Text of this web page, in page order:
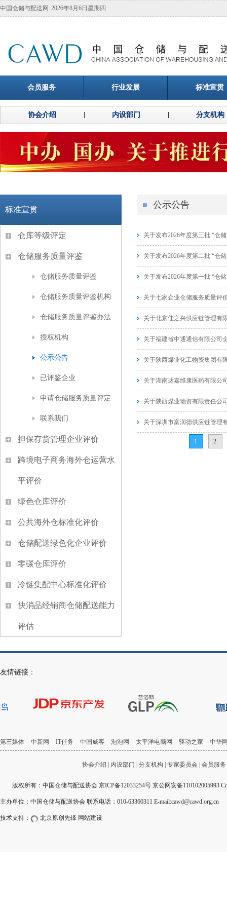
中国仓储与配送网 2026年8月6日星期四
会员服务 行业发展 标准宣贯
协会介绍 内设部门 分支机构
标准宣贯
仓库等级评定
仓储服务质量评鉴
仓储服务质量评鉴
仓储服务质量评鉴机构
仓储服务质量评鉴办法
授权机构
公示公告
已评鉴企业
申请仓储服务质量评定
联系我们
担保存货管理企业评价
跨境电子商务海外仓运营水
平评价
绿色仓库评价
公共海外仓标准化评价
仓储配送绿色化企业评价
零碳仓库评价
冷链集配中心标准化评价
快消品经销商仓储配送能力
评估
公示公告
关于发布2026年度第三批 “仓
关于发布2026年度第二批 “仓
关于发布2026年度第一批 “仓
关于七家企业仓储服务质量评
关于北京佳之兴供应链管理有
关于福建省中通通信有限公司
关于陕西煤业化工物资集团有
关于湖南达嘉维康医药有限公
关于陕西煤业物资有限责任公
关于深圳市富润德供应链管理
1 2
友情链接：
第三媒体 中新网 IT任务 中国威客 泡泡网 太平洋电脑网 驱动之家 中华
协会介绍 内设部门 分支机构 专家委员会 会员服务
版权所有：中国仓储与配送协会 京ICP备12033254号 京公网安备110102005993
主办单位：中国仓储与配送协会 联系电话：010-63360311 E-mail:cawd@cawd.org.cn
技术支持： 北京原创先锋 网站建设